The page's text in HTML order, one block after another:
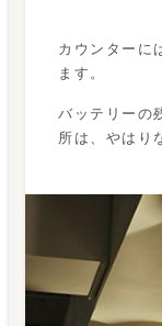
カウンターに
ます。
バッテリーの
所は、やはり